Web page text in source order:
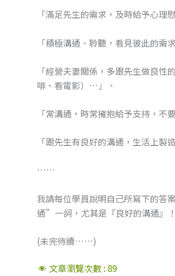
「滿足先生的需求，及時給予心
「積極溝通、聆聽，看見彼此的
「經營夫妻關係，多跟先生做良
啡、看電影）…」、
「常溝通，時常擁抱給予支持，不
「跟先生有良好的溝通，生活上
……
我請每位學員說明自己所寫下的
通”一詞，尤其是『良好的溝通』！
(未完待續……)
文章瀏覽次數 : 89